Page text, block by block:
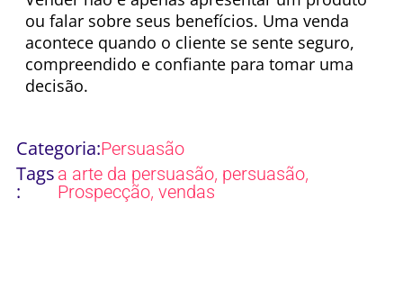
ou falar sobre seus benefícios. Uma venda
acontece quando o cliente se sente seguro,
compreendido e confiante para tomar uma
decisão.
Categoria:Persuasão
Tags
:
a arte da persuasão, persuasão,
Prospecção, vendas